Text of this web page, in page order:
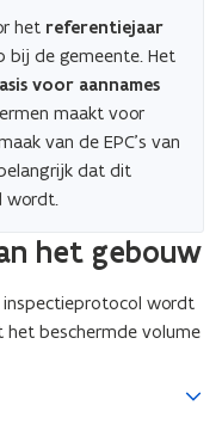
het referentiejaar
bij de gemeente. Het
voor aannames
maakt voor
van de EPC’s van
dat dit
wordt.
het gebouw
wordt
beschermde volume